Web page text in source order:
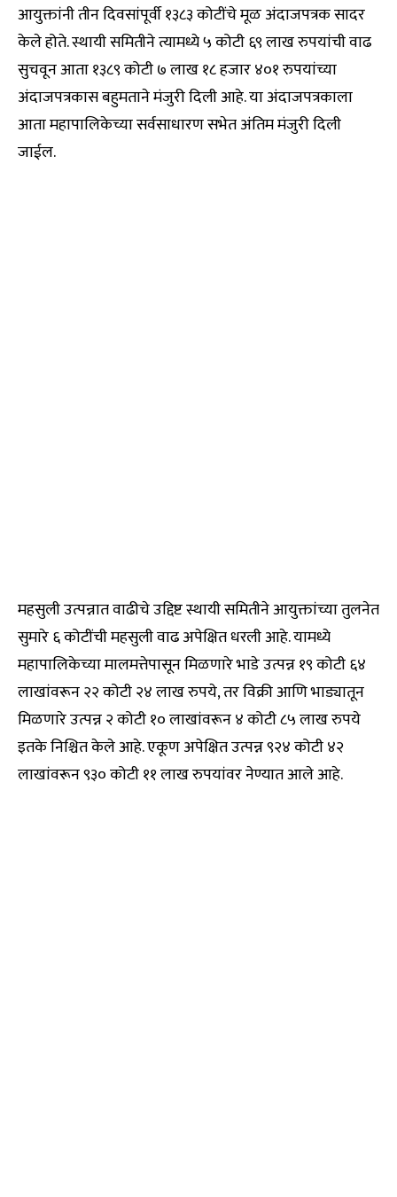
आयुक्तांनी तीन दिवसांपूर्वी १३८३ कोटींचे मूळ अंदाजपत्रक सादर
केले होते. स्थायी समितीने त्यामध्ये ५ कोटी ६९ लाख रुपयांची वाढ
सुचवून आता १३८९ कोटी ७ लाख १८ हजार ४०१ रुपयांच्या
अंदाजपत्रकास बहुमताने मंजुरी दिली आहे. या अंदाजपत्रकाला
आता महापालिकेच्या सर्वसाधारण सभेत अंतिम मंजुरी दिली
जाईल.
महसुली उत्पन्नात वाढीचे उद्दिष्ट स्थायी समितीने आयुक्तांच्या तुलनेत
सुमारे ६ कोटींची महसुली वाढ अपेक्षित धरली आहे. यामध्ये
महापालिकेच्या मालमत्तेपासून मिळणारे भाडे उत्पन्न १९ कोटी ६४
लाखांवरून २२ कोटी २४ लाख रुपये, तर विक्री आणि भाड्यातून
मिळणारे उत्पन्न २ कोटी १० लाखांवरून ४ कोटी ८५ लाख रुपये
इतके निश्चित केले आहे. एकूण अपेक्षित उत्पन्न ९२४ कोटी ४२
लाखांवरून ९३० कोटी ११ लाख रुपयांवर नेण्यात आले आहे.